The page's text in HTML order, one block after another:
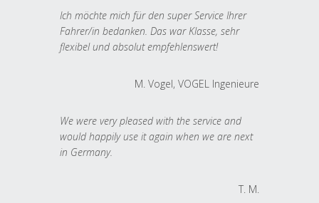
Ich möchte mich für den super Service Ihrer
Fahrer/in bedanken. Das war Klasse, sehr
flexibel und absolut empfehlenswert!
M. Vogel, VOGEL Ingenieure
We were very pleased with the service and
would happily use it again when we are next
in Germany.
T. M.